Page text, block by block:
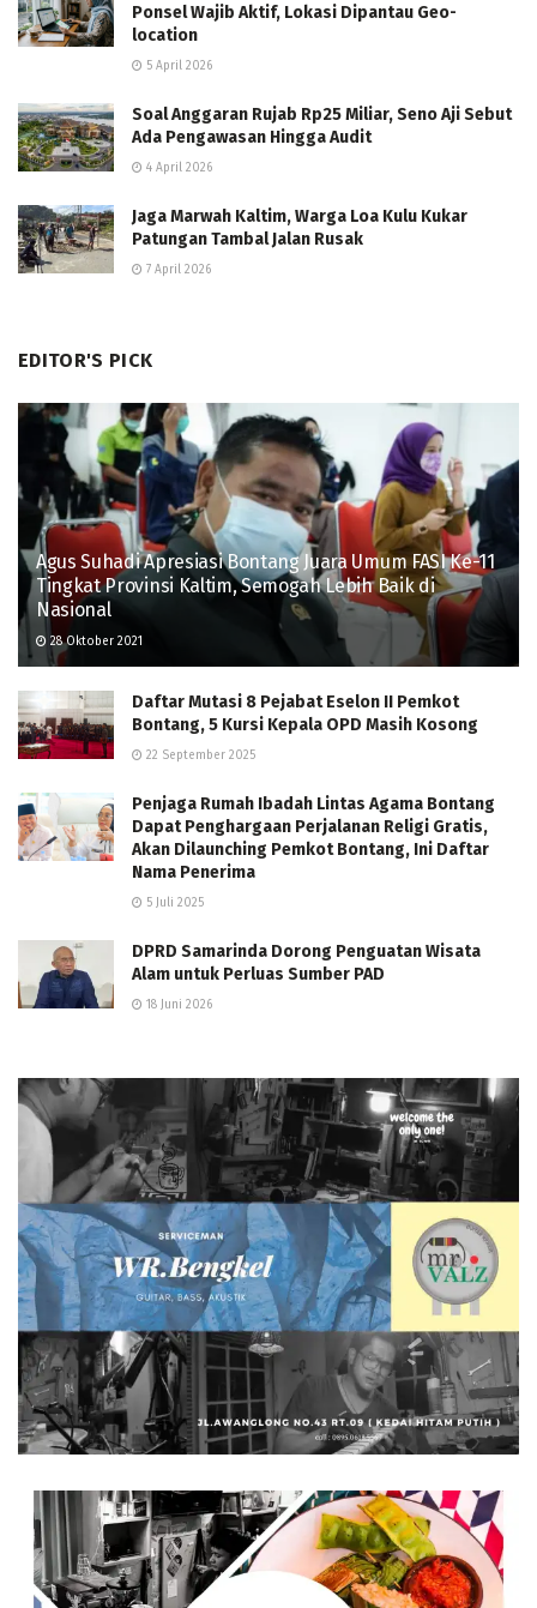
Ponsel Wajib Aktif, Lokasi Dipantau Geo-
location
5 April 2026
Soal Anggaran Rujab Rp25 Miliar, Seno Aji Sebut
Ada Pengawasan Hingga Audit
4 April 2026
Jaga Marwah Kaltim, Warga Loa Kulu Kukar
Patungan Tambal Jalan Rusak
7 April 2026
EDITOR'S PICK
Agus Suhadi Apresiasi Bontang Juara Umum FASI Ke-11
Tingkat Provinsi Kaltim, Semogah Lebih Baik di
Nasional
28 Oktober 2021
Daftar Mutasi 8 Pejabat Eselon II Pemkot
Bontang, 5 Kursi Kepala OPD Masih Kosong
22 September 2025
Penjaga Rumah Ibadah Lintas Agama Bontang
Dapat Penghargaan Perjalanan Religi Gratis,
Akan Dilaunching Pemkot Bontang, Ini Daftar
Nama Penerima
5 Juli 2025
DPRD Samarinda Dorong Penguatan Wisata
Alam untuk Perluas Sumber PAD
18 Juni 2026